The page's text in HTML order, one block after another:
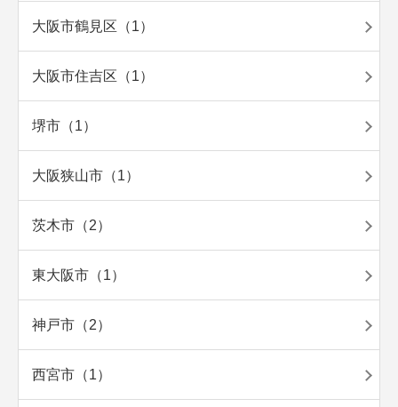
大阪市鶴見区（1）
大阪市住吉区（1）
堺市（1）
大阪狭山市（1）
茨木市（2）
東大阪市（1）
神戸市（2）
西宮市（1）